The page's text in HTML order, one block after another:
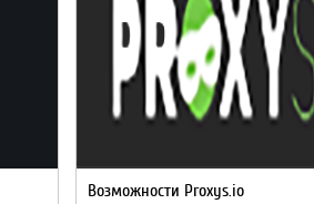
Возможности Proxys.io